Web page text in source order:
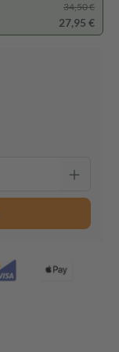
34,50 €
27,95 €